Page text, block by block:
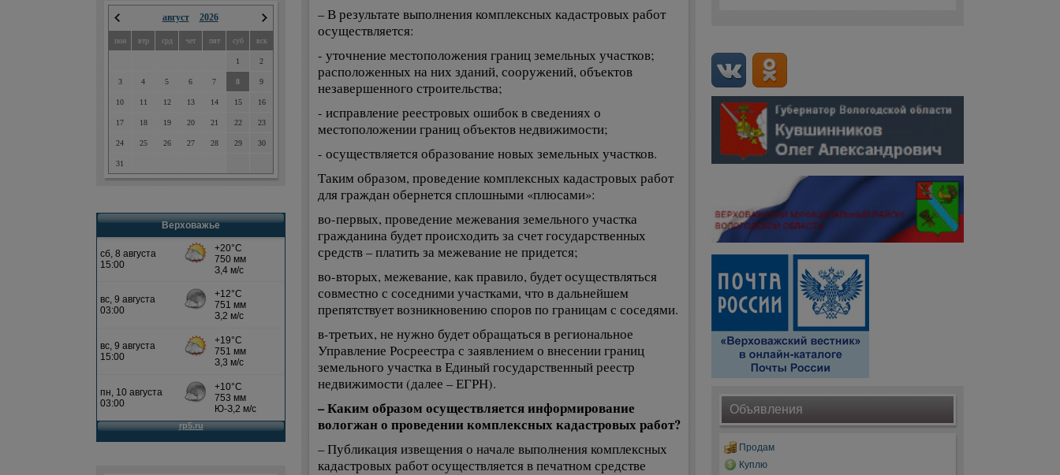
август 2026
пон втр срд чет пят суб вск
1 2
3 4 5 6 7 8 9
10 11 12 13 14 15 16
17 18 19 20 21 22 23
24 25 26 27 28 29 30
31
Верховажье
– В результате выполнения комплексных кадастровых работ
осуществляется:
- уточнение местоположения границ земельных участков;
расположенных на них зданий, сооружений, объектов
незавершенного строительства;
- исправление реестровых ошибок в сведениях о
местоположении границ объектов недвижимости;
- осуществляется образование новых земельных участков.
Таким образом, проведение комплексных кадастровых работ
для граждан обернется сплошными «плюсами»:
во-первых, проведение межевания земельного участка
гражданина будет происходить за счет государственных
средств – платить за межевание не придется;
во-вторых, межевание, как правило, будет осуществляться
совместно с соседними участками, что в дальнейшем
препятствует возникновению споров по границам с соседями.
в-третьих, не нужно будет обращаться в региональное
Управление Росреестра с заявлением о внесении границ
земельного участка в Единый государственный реестр
недвижимости (далее – ЕГРН).
– Каким образом осуществляется информирование
вологжан о проведении комплексных кадастровых работ?
– Публикация извещения о начале выполнения комплексных
кадастровых работ осуществляется в печатном средстве
Объявления
Продам
Куплю